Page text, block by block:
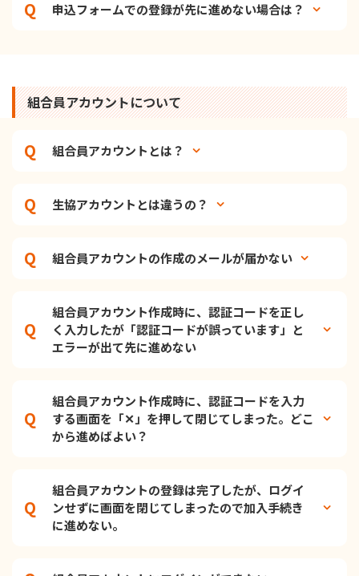
申込フォームでの登録が先に進めない場合は？
組合員アカウントについて
組合員アカウントとは？
生協アカウントとは違うの？
組合員アカウントの作成のメールが届かない
組合員アカウント作成時に、認証コードを正し
く入力したが「認証コードが誤っています」と
エラーが出て先に進めない
組合員アカウント作成時に、認証コードを入力
する画面を「✕」を押して閉じてしまった。どこ
から進めばよい？
組合員アカウントの登録は完了したが、ログイ
ンせずに画面を閉じてしまったので加入手続き
に進めない。